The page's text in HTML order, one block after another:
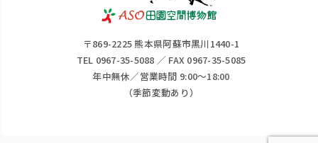
〒869-2225 熊本県阿蘇市黒川1440-1
TEL 0967-35-5088 ／ FAX 0967-35-5085
年中無休／営業時間 9:00～18:00
（季節変動あり）